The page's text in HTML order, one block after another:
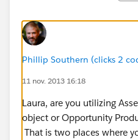
Phillip Southern (clicks 2
11 nov. 2013 16:18
Laura, are you utilizing
object or Opportunity
That is two places where